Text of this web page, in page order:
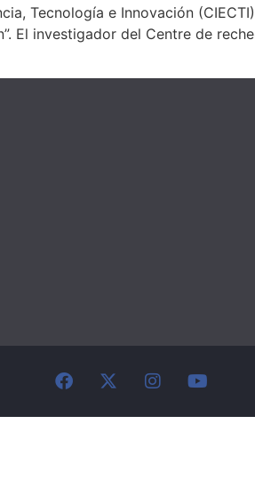
Tecnología e Innovación
El investigador del Centre de